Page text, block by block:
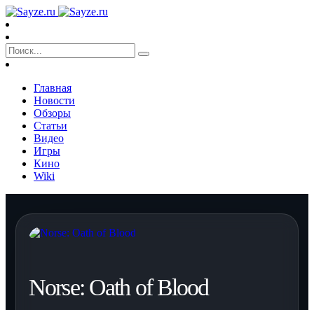
Главная
Новости
Обзоры
Статьи
Видео
Игры
Кино
Wiki
Norse: Oath of Blood